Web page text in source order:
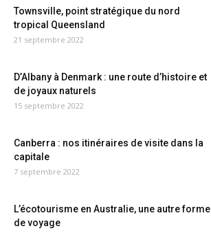
Townsville, point stratégique du nord
tropical Queensland
21 septembre 2022
D’Albany à Denmark : une route d’histoire et
de joyaux naturels
15 septembre 2022
Canberra : nos itinéraires de visite dans la
capitale
7 septembre 2022
L’écotourisme en Australie, une autre forme
de voyage